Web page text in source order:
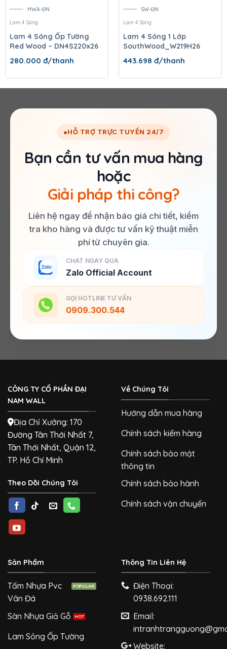
HWA-ĐN
Lam 4 Sóng
Lam 4 Sóng Ốp Tường
Red Wood – DN4S220x26
280.000 đ/thanh
SW-ĐN
Lam 4 Sóng
Lam 4 Sóng 1 Lớp
SouthWood_W219H26
443.698 đ/thanh
●HỖ TRỢ TRỰC TUYẾN 24/7
Bạn cần tư vấn mua hàng
hoặc
Giải pháp thi công?
Liên hệ ngay để nhận báo giá chi tiết, kiểm
tra kho hàng và được tư vấn kỹ thuật miễn
phí từ chuyên gia.
CHAT NGAY QUA
Zalo Official Account
GỌI HOTLINE TƯ VẤN
0909.300.544
CÔNG TY CỔ PHẦN ĐẠI
NAM WALL
Địa Chỉ Xưởng: 170
Đường Tân Thới Nhất 7,
Tân Thới Nhất, Quận 12,
TP. Hồ Chí Minh
Theo Dõi Chúng Tôi
Về Chúng Tôi
Hướng dẫn mua hàng
Chính sách kiểm hàng
Chính sách bảo mật
thông tin
Chính sách bảo hành
Chính sách vận chuyển
Sản Phẩm
Tấm Nhựa Pvc
Vân Đá
Sàn Nhựa Giả Gỗ
Lam Sóng Ốp Tường
Thông Tin Liên Hệ
Điện Thoại:
0938.692.111
Email:
Website: